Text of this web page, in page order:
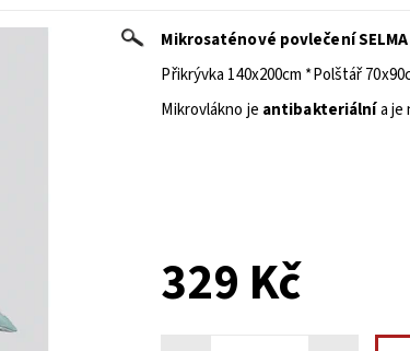
Mikrosaténové povlečení
Přikrývka 140x200cm *Polštář
Mikrovlákno je antibakteriálnía je
329 Kč